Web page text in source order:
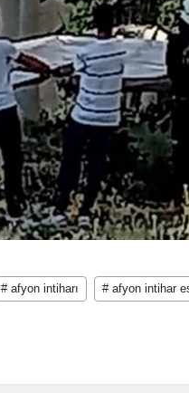
# afyon intiharı # afyon intihar